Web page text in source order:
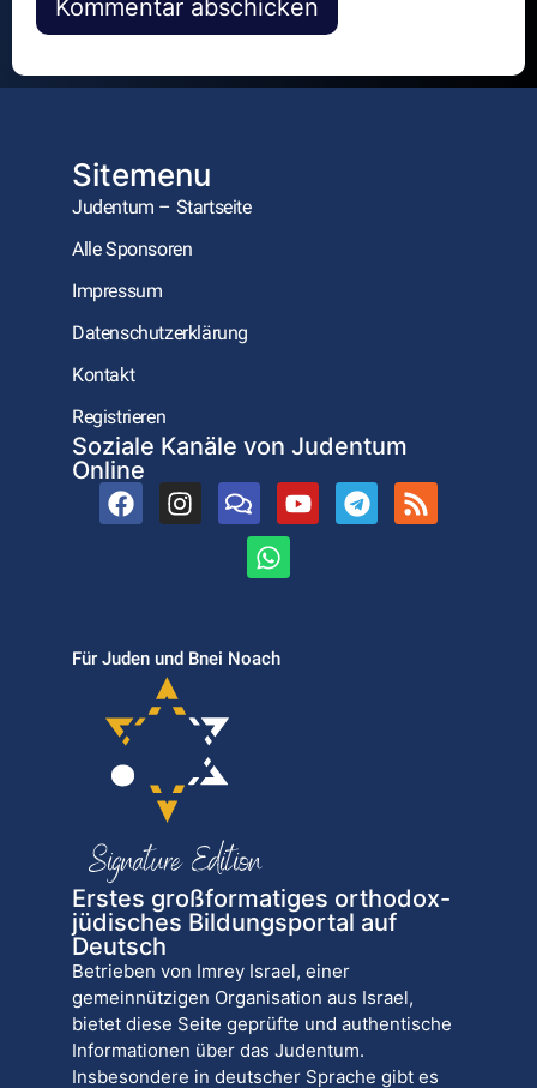
Alternative:
Sitemenu
Judentum – Startseite
Alle Sponsoren
Impressum
Datenschutzerklärung
Kontakt
Registrieren
Soziale Kanäle von Judentum
Online
Für Juden und Bnei Noach
Erstes großformatiges orthodox-
jüdisches Bildungsportal auf
Deutsch
Betrieben von Imrey Israel, einer
gemeinnützigen Organisation aus Israel,
bietet diese Seite geprüfte und authentische
Informationen über das Judentum.
Insbesondere in deutscher Sprache gibt es